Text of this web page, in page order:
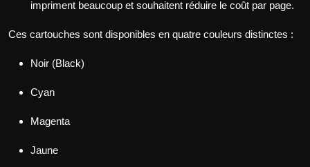
impriment beaucoup et souhaitent réduire le coût par page.
Ces cartouches sont disponibles en quatre couleurs distinctes :
Noir (Black)
Cyan
Magenta
Jaune